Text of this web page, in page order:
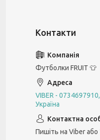
Футболки FRUIT 👕
VIBER -
Україна
Пишіть на Viber або